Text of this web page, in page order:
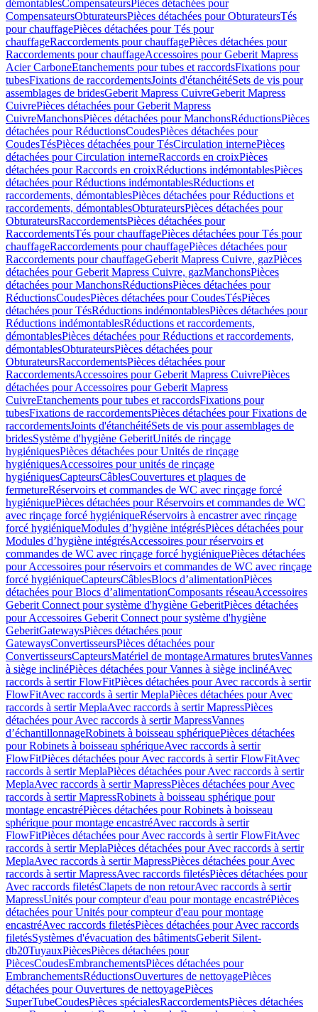
démontablesCompensateursPièces détachées pour
CompensateursObturateursPièces détachées pour ObturateursTés
pour chauffagePièces détachées pour Tés pour
chauffageRaccordements pour chauffagePièces détachées pour
Raccordements pour chauffageAccessoires pour Geberit Mapress
Acier CarboneEtanchements pour tubes et raccordsFixations pour
tubesFixations de raccordementsJoints d'étanchéitéSets de vis pour
assemblages de bridesGeberit Mapress CuivreGeberit Mapress
CuivrePièces détachées pour Geberit Mapress
CuivreManchonsPièces détachées pour ManchonsRéductionsPièces
détachées pour RéductionsCoudesPièces détachées pour
CoudesTésPièces détachées pour TésCirculation internePièces
détachées pour Circulation interneRaccords en croixPièces
détachées pour Raccords en croixRéductions indémontablesPièces
détachées pour Réductions indémontablesRéductions et
raccordements, démontablesPièces détachées pour Réductions et
raccordements, démontablesObturateursPièces détachées pour
ObturateursRaccordementsPièces détachées pour
RaccordementsTés pour chauffagePièces détachées pour Tés pour
chauffageRaccordements pour chauffagePièces détachées pour
Raccordements pour chauffageGeberit Mapress Cuivre, gazPièces
détachées pour Geberit Mapress Cuivre, gazManchonsPièces
détachées pour ManchonsRéductionsPièces détachées pour
RéductionsCoudesPièces détachées pour CoudesTésPièces
détachées pour TésRéductions indémontablesPièces détachées pour
Réductions indémontablesRéductions et raccordements,
démontablesPièces détachées pour Réductions et raccordements,
démontablesObturateursPièces détachées pour
ObturateursRaccordementsPièces détachées pour
RaccordementsAccessoires pour Geberit Mapress CuivrePièces
détachées pour Accessoires pour Geberit Mapress
CuivreEtanchements pour tubes et raccordsFixations pour
tubesFixations de raccordementsPièces détachées pour Fixations de
raccordementsJoints d'étanchéitéSets de vis pour assemblages de
bridesSystème d'hygiène GeberitUnités de rinçage
hygiéniquesPièces détachées pour Unités de rinçage
hygiéniquesAccessoires pour unités de rinçage
hygiéniquesCapteursCâblesCouvertures et plaques de
fermetureRéservoirs et commandes de WC avec rinçage forcé
hygiéniquePièces détachées pour Réservoirs et commandes de WC
avec rinçage forcé hygiéniqueRéservoirs à encastrer avec rinçage
forcé hygiéniqueModules d’hygiène intégrésPièces détachées pour
Modules d’hygiène intégrésAccessoires pour réservoirs et
commandes de WC avec rinçage forcé hygiéniquePièces détachées
pour Accessoires pour réservoirs et commandes de WC avec rinçage
forcé hygiéniqueCapteursCâblesBlocs d’alimentationPièces
détachées pour Blocs d’alimentationComposants réseauAccessoires
Geberit Connect pour système d'hygiène GeberitPièces détachées
pour Accessoires Geberit Connect pour système d'hygiène
GeberitGatewaysPièces détachées pour
GatewaysConvertisseursPièces détachées pour
ConvertisseursCapteursMatériel de montageArmatures brutesVannes
à siège inclinéPièces détachées pour Vannes à siège inclinéAvec
raccords à sertir FlowFitPièces détachées pour Avec raccords à sertir
FlowFitAvec raccords à sertir MeplaPièces détachées pour Avec
raccords à sertir MeplaAvec raccords à sertir MapressPièces
détachées pour Avec raccords à sertir MapressVannes
d’échantillonnageRobinets à boisseau sphériquePièces détachées
pour Robinets à boisseau sphériqueAvec raccords à sertir
FlowFitPièces détachées pour Avec raccords à sertir FlowFitAvec
raccords à sertir MeplaPièces détachées pour Avec raccords à sertir
MeplaAvec raccords à sertir MapressPièces détachées pour Avec
raccords à sertir MapressRobinets à boisseau sphérique pour
montage encastréPièces détachées pour Robinets à boisseau
sphérique pour montage encastréAvec raccords à sertir
FlowFitPièces détachées pour Avec raccords à sertir FlowFitAvec
raccords à sertir MeplaPièces détachées pour Avec raccords à sertir
MeplaAvec raccords à sertir MapressPièces détachées pour Avec
raccords à sertir MapressAvec raccords filetésPièces détachées pour
Avec raccords filetésClapets de non retourAvec raccords à sertir
MapressUnités pour compteur d'eau pour montage encastréPièces
détachées pour Unités pour compteur d'eau pour montage
encastréAvec raccords filetésPièces détachées pour Avec raccords
filetésSystèmes d'évacuation des bâtimentsGeberit Silent-
db20TuyauxPiècesPièces détachées pour
PiècesCoudesEmbranchementsPièces détachées pour
EmbranchementsRéductionsOuvertures de nettoyagePièces
détachées pour Ouvertures de nettoyagePièces
SuperTubeCoudesPièces spécialesRaccordementsPièces détachées